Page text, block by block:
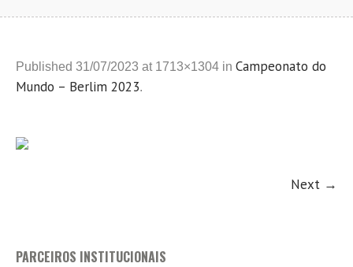
Published 31/07/2023 at 1713×1304 in Campeonato do
Mundo – Berlim 2023.
Next →
PARCEIROS INSTITUCIONAIS